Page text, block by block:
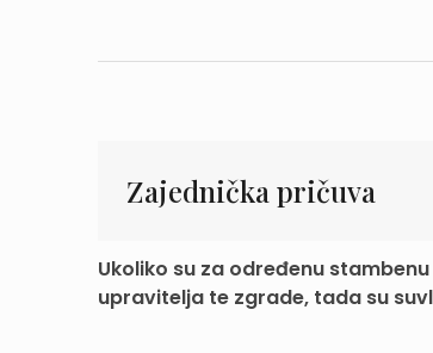
Zajednička pričuva
Ukoliko su za određenu
upravitelja te zgrade, tada su